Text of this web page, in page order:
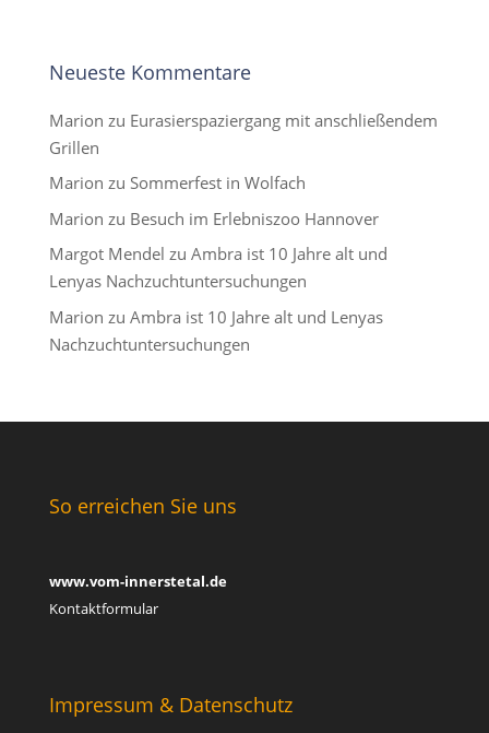
Neueste Kommentare
Marion zu Eurasierspaziergang mit anschließendem
Grillen
Marion zu Sommerfest in Wolfach
Marion zu Besuch im Erlebniszoo Hannover
Margot Mendel zu Ambra ist 10 Jahre alt und
Lenyas Nachzuchtuntersuchungen
Marion zu Ambra ist 10 Jahre alt und Lenyas
Nachzuchtuntersuchungen
So erreichen Sie uns
www.vom-innerstetal.de
Kontaktformular
Impressum & Datenschutz